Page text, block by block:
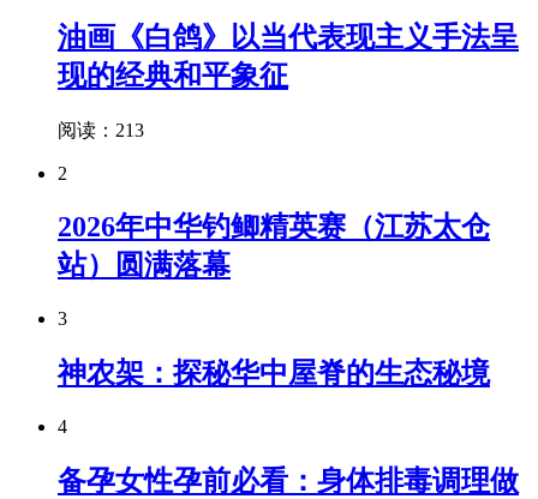
油画《白鸽》以当代表现主义手法呈
现的经典和平象征
阅读：213
2
2026年中华钓鲫精英赛（江苏太仓
站）圆满落幕
3
神农架：探秘华中屋脊的生态秘境
4
备孕女性孕前必看：身体排毒调理做